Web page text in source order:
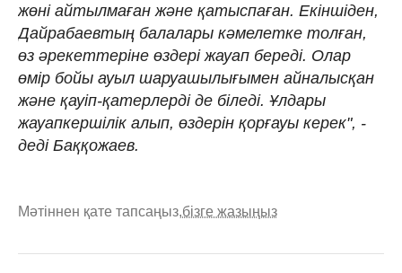
жөні айтылмаған және қатыспаған. Екіншіден,
Дайрабаевтың балалары кәмелетке толған,
өз әрекеттеріне өздері жауап береді. Олар
өмір бойы ауыл шаруашылығымен айналысқан
және қауіп-қатерлерді де біледі. Ұлдары
жауапкершілік алып, өздерін қорғауы керек", -
деді Баққожаев.
Мәтіннен қате тапсаңыз,бізге жазыңыз